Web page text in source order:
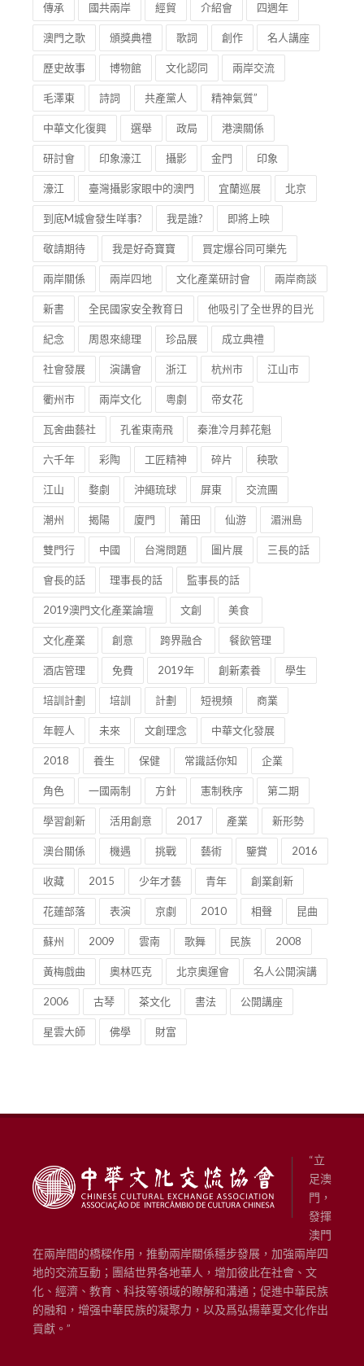
傳承 國共兩岸 經貿 介紹會 四週年
澳門之歌 頒獎典禮 歌詞 創作 名人講座
歷史故事 博物館 文化認同 兩岸交流
毛澤東 詩詞 共產黨人 精神氣質”
中華文化復興 選舉 政局 港澳關係
研討會 印象濠江 攝影 金門 印象
濠江 臺灣攝影家眼中的澳門 宜蘭巡展 北京
到底M城會發生咩事? 我是誰? 即將上映
敬請期待 我是好奇寶寶 買定爆谷同可樂先
兩岸關係 兩岸四地 文化產業研討會 兩岸商談
新書 全民國家安全教育日 他吸引了全世界的目光
紀念 周恩來總理 珍品展 成立典禮
社會發展 演講會 浙江 杭州市 江山市
衢州市 兩岸文化 粵劇 帝女花
瓦舍曲藝社 孔雀東南飛 秦淮冷月葬花魁
六千年 彩陶 工匠精神 碎片 秧歌
江山 婺劇 沖繩琉球 屏東 交流團
潮州 揭陽 廈門 莆田 仙游 湄洲島
雙門行 中國 台灣問題 圖片展 三長的話
會長的話 理事長的話 監事長的話
2019澳門文化產業論壇 文創 美食
文化產業 創意 跨界融合 餐飲管理
酒店管理 免費 2019年 創新素養 學生
培訓計劃 培訓 計劃 短視頻 商業
年輕人 未來 文創理念 中華文化發展
2018 養生 保健 常識話你知 企業
角色 一國兩制 方針 憲制秩序 第二期
學習創新 活用創意 2017 產業 新形勢
澳台關係 機遇 挑戰 藝術 鑒賞 2016
收藏 2015 少年才藝 青年 創業創新
花蓮部落 表演 京劇 2010 相聲 昆曲
蘇州 2009 雲南 歌舞 民族 2008
黃梅戲曲 奧林匹克 北京奧運會 名人公開演講
2006 古琴 茶文化 書法 公開講座
星雲大師 佛學 財富
“立
足澳
門，
發揮
澳門
在兩岸間的橋樑作用，推動兩岸關係穩步發展，加強兩岸四
地的交流互動；團結世界各地華人，增加彼此在社會、文
化、經濟、教育、科技等領域的瞭解和溝通；促進中華民族
的融和，增强中華民族的凝聚力，以及爲弘揚華夏文化作出
貢獻。”